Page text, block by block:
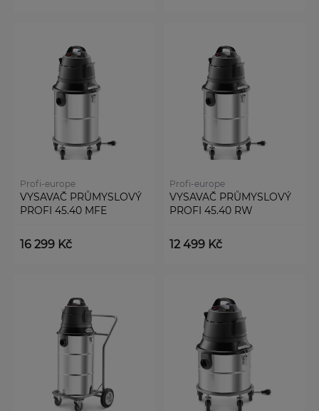
Profi-europe
VYSAVAČ PRŮMYSLOVÝ
PROFI 45.40 MFE
16 299 Kč
Profi-europe
VYSAVAČ PRŮMYSLOVÝ
PROFI 45.40 RW
12 499 Kč